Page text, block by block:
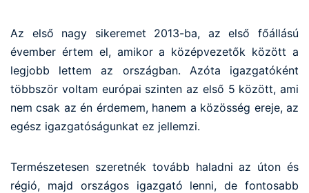
Az első nagy sikeremet 2013-ba, az első főállású
évember értem el, amikor a középvezetők között a
legjobb lettem az országban. Azóta igazgatóként
többször voltam európai szinten az első 5 között, ami
nem csak az én érdemem, hanem a közösség ereje, az
egész igazgatóságunkat ez jellemzi.
Természetesen szeretnék tovább haladni az úton és
régió, majd országos igazgató lenni, de fontosabb